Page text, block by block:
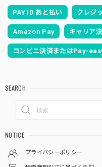
PAY ID あと払い クレジ
Amazon Pay キャリア
コンビニ決済またはPay-
SEARCH
NOTICE
プライバシーポリシー